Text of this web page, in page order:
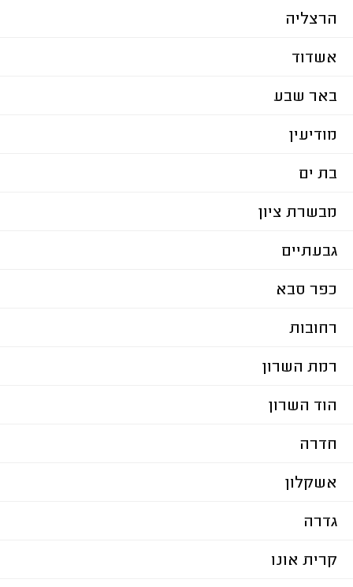
הרצליה
אשדוד
באר שבע
מודיעין
בת ים
מבשרת ציון
גבעתיים
כפר סבא
רחובות
רמת השרון
הוד השרון
חדרה
אשקלון
גדרה
קרית אונו